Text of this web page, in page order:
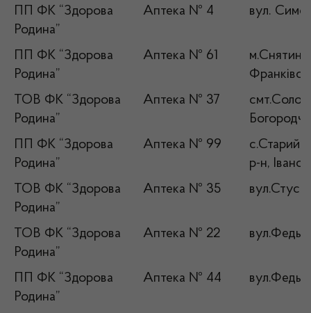
ПП ФК “Здорова
Родина”
Аптека № 4 вул.
ПП ФК “Здорова
Родина”
Аптека № 61
м.Снятин,
ТОВ ФК “Здорова
Родина”
Аптека № 37
ПП ФК “Здорова
Родина”
Аптека № 99
с.Старий
р-н,
ТОВ ФК “Здорова
Родина”
Аптека № 35 вул.Стуса
ТОВ ФК “Здорова
Родина”
Аптека № 22
ПП ФК “Здорова
Родина”
Аптека № 44